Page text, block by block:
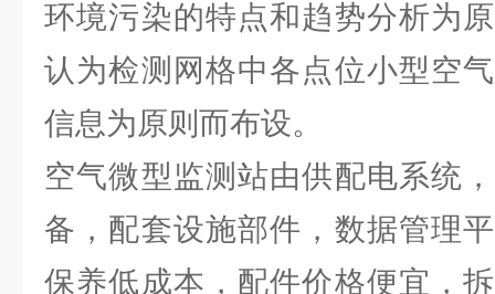
环境污染的特点和趋势分析为
认为检测网格中各点位小型空
信息为原则而布设。
空气微型监测站由供配电系统
备，配套设施部件，数据管理
保养低成本，配件价格便宜，